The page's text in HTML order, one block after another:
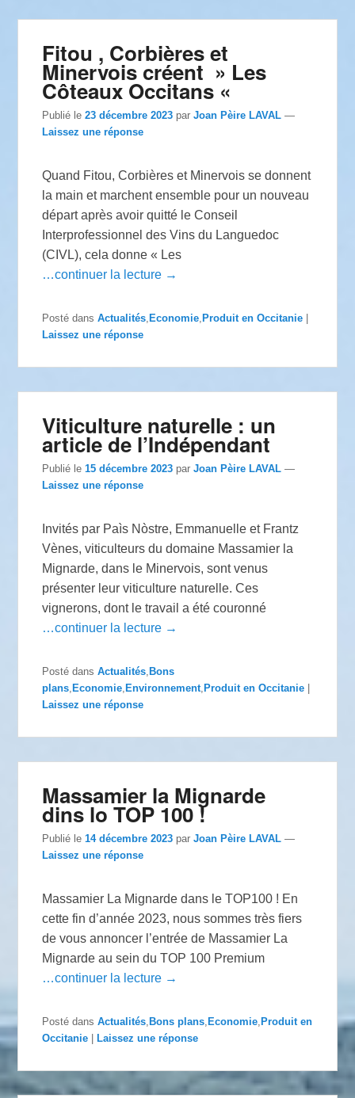
Fitou , Corbières et
Minervois créent » Les
Côteaux Occitans «
Publié le23 décembre 2023 parJoan Pèire LAVAL —
Laissez une réponse
Quand Fitou, Corbières et Minervois se donnent
la main et marchent ensemble pour un nouveau
départ après avoir quitté le Conseil
Interprofessionnel des Vins du Languedoc
(CIVL), cela donne « Les
…continuer la lecture →
Posté dans Actualités Economie Produit en Occitanie
Laissez une réponse
Viticulture naturelle : un
article de l’Indépendant
Publié le15 décembre 2023 parJoan Pèire LAVAL —
Laissez une réponse
Invités par Paìs Nòstre, Emmanuelle et Frantz
Vènes, viticulteurs du domaine Massamier la
Mignarde, dans le Minervois, sont venus
présenter leur viticulture naturelle. Ces
vignerons, dont le travail a été couronné
…continuer la lecture →
Posté dans Actualités ,Bons
plans ,Economie ,Environnement ,Produit en Occitanie |
Laissez une réponse
Massamier la Mignarde
dins lo TOP 100 !
Publié le14 décembre 2023 parJoan Pèire LAVAL —
Laissez une réponse
Massamier La Mignarde dans le TOP100 ! En
cette fin d’année 2023, nous sommes très fiers
de vous annoncer l’entrée de Massamier La
Mignarde au sein du TOP 100 Premium
…continuer la lecture →
Posté dans Actualités ,Bons plans ,Economie ,Produit en
Occitanie |Laissez une réponse